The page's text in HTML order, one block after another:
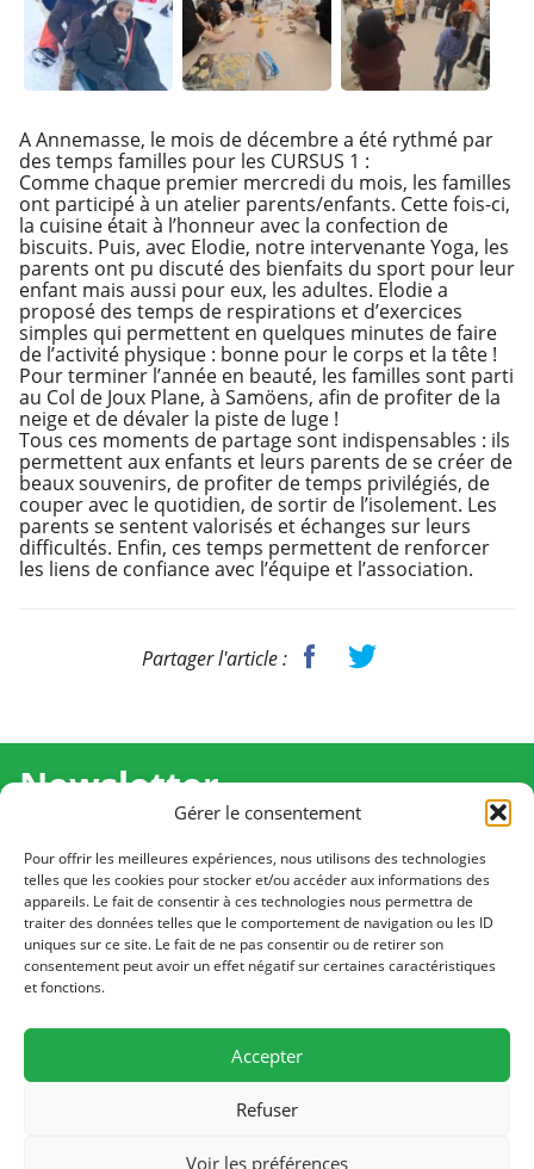
Gérer le consentement
Pour offrir les meilleures expériences, nous utilisons des technologies
telles que les cookies pour stocker et/ou accéder aux informations des
appareils. Le fait de consentir à ces technologies nous permettra de
traiter des données telles que le comportement de navigation ou les ID
uniques sur ce site. Le fait de ne pas consentir ou de retirer son
consentement peut avoir un effet négatif sur certaines caractéristiques
et fonctions.
Accepter
Refuser
Voir les préférences
A Annemasse, le mois de décembre a été rythmé par
des temps familles pour les CURSUS 1 :
Comme chaque premier mercredi du mois, les familles
ont participé à un atelier parents/enfants. Cette fois-ci,
la cuisine était à l’honneur avec la confection de
biscuits. Puis, avec Elodie, notre intervenante Yoga, les
parents ont pu discuté des bienfaits du sport pour leur
enfant mais aussi pour eux, les adultes. Elodie a
proposé des temps de respirations et d’exercices
simples qui permettent en quelques minutes de faire
de l’activité physique : bonne pour le corps et la tête !
Pour terminer l’année en beauté, les familles sont parti
au Col de Joux Plane, à Samöens, afin de profiter de la
neige et de dévaler la piste de luge !
Tous ces moments de partage sont indispensables : ils
permettent aux enfants et leurs parents de se créer de
beaux souvenirs, de profiter de temps privilégiés, de
couper avec le quotidien, de sortir de l’isolement. Les
parents se sentent valorisés et échanges sur leurs
difficultés. Enfin, ces temps permettent de renforcer
les liens de confiance avec l’équipe et l’association.
Partager l'article :
Newsletter
Recevez l'actualité de Ma Chance Moi Aussi pour en
savoir plus sur nos temps forts et nos résultats.
Cliquez pour vous inscrire